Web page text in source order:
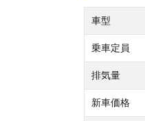
車型
乗車定員
排気量
新車価格